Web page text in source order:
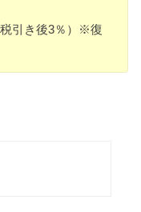
引き後3％）※復